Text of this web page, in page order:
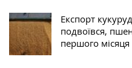
Експорт
подвоївся,
першого